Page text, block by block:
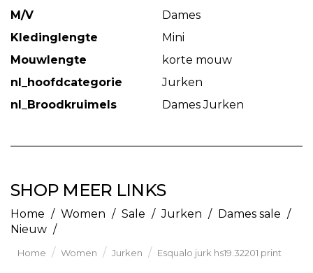
M/V
Dames
Kledinglengte
Mini
Mouwlengte
korte mouw
nl_hoofdcategorie
Jurken
nl_Broodkruimels
Dames Jurken
SHOP MEER LINKS
Home / Women / Sale / Jurken / Dames sale /
Nieuw /
Home / Women / Jurken / Esqualo jurk hs19.32201 print